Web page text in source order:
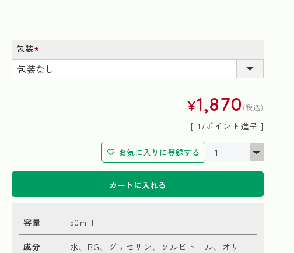
包装
(必
須)
¥1,870 税込
[ 17ポイント進呈 ]
お気に入りに登録する
カートに入れる
容量 50ｍｌ
成分
水、BG、グリセリン、ソルビトール、オリー